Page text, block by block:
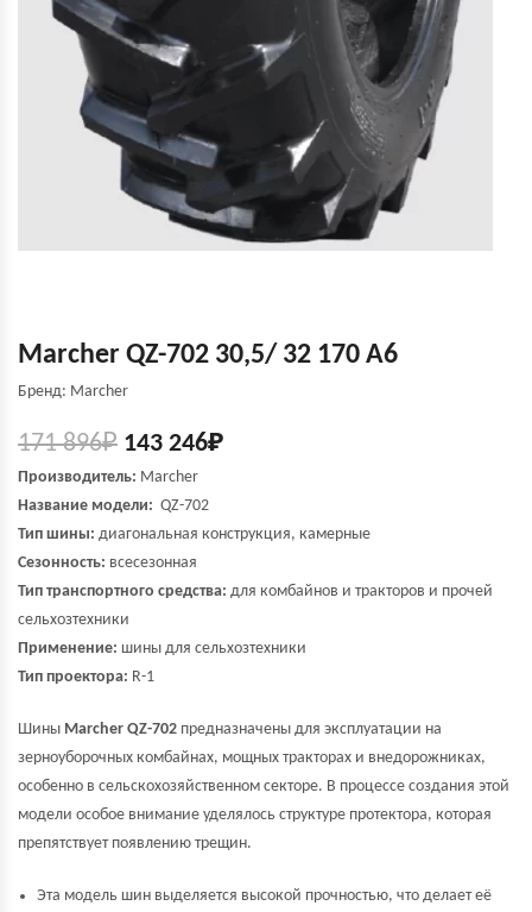
Marcher QZ-702 30,5/ 32 170 A6
Бренд: Marcher
171 896₽ 143 246₽
Производитель: Marcher
Название модели: QZ-702
Тип шины: диагональная конструкция, камерные
Сезонность: всесезонная
Тип транспортного средства: для комбайнов и тракторов и прочей
сельхозтехники
Применение: шины для сельхозтехники
Тип проектора: R-1
Шины Marcher QZ-702 предназначены для эксплуатации на
зерноуборочных комбайнах, мощных тракторах и внедорожниках,
особенно в сельскохозяйственном секторе. В процессе создания этой
модели особое внимание уделялось структуре протектора, которая
препятствует появлению трещин.
Эта модель шин выделяется высокой прочностью, что делает её